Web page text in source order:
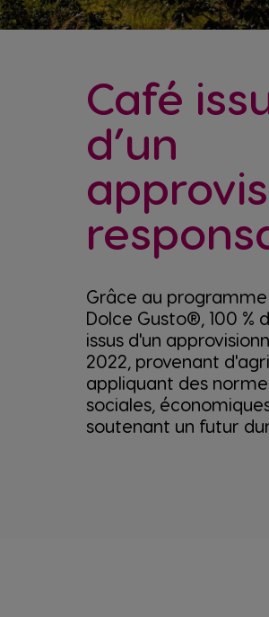
Café
d’un
Grâce au programme
Dolce Gusto®, 100 %
issus d'un
2022, provenant
appliquant des
sociales,
soutenant un futur